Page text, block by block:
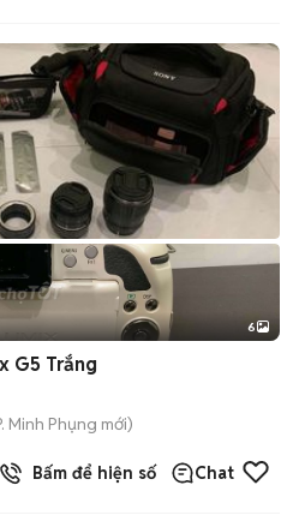
+2
6
G5 Trắng
Minh Phụng mới)
Bấm để hiện số Chat